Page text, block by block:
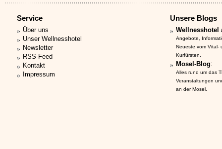
Service
Über uns
Unser Wellnesshotel
Newsletter
RSS-Feed
Kontakt
Impressum
Unsere Blogs
Wellnesshotel
Angebote,
Neueste vom Vital-
Kurfürsten.
Mosel-Blog:
Alles rund um das
Veranstaltungen
an der Mosel.